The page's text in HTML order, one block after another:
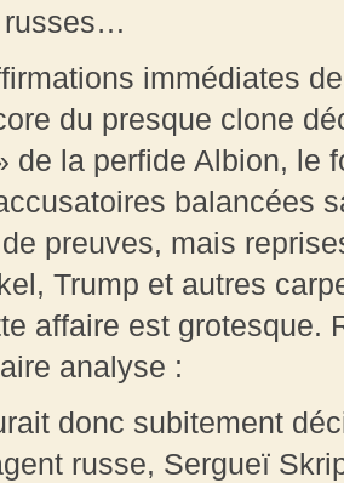
russes…
immédiates
du presque clone
de la perfide Albion, le
balancées
preuves, mais
Trump et autres
affaire est grotesque.
analyse :
donc subitement
russe, Sergueï